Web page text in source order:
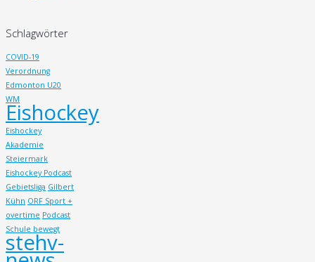
Schlagwörter
COVID-19
Verordnung
Edmonton U20
WM
Eishockey
Eishockey
Akademie
Steiermark
Eishockey Podcast
Gebietsliga Gilbert
Kühn ORF Sport +
overtime Podcast
Schule bewegt
stehv-